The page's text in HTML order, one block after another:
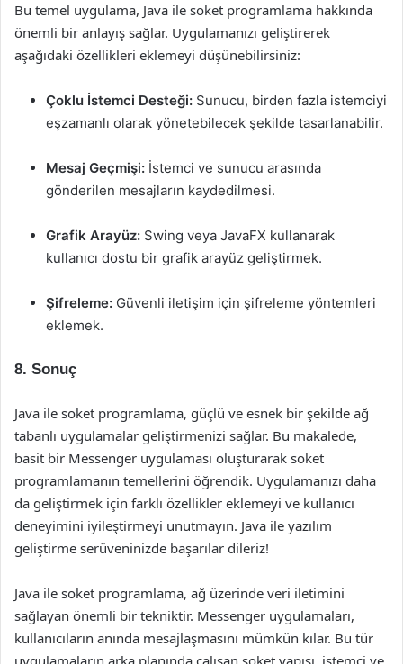
Bu temel uygulama, Java ile soket programlama hakkında
önemli bir anlayış sağlar. Uygulamanızı geliştirerek
aşağıdaki özellikleri eklemeyi düşünebilirsiniz:
Çoklu İstemci Desteği: Sunucu, birden fazla istemciyi
eşzamanlı olarak yönetebilecek şekilde tasarlanabilir.
Mesaj Geçmişi: İstemci ve sunucu arasında
gönderilen mesajların kaydedilmesi.
Grafik Arayüz: Swing veya JavaFX kullanarak
kullanıcı dostu bir grafik arayüz geliştirmek.
Şifreleme: Güvenli iletişim için şifreleme yöntemleri
eklemek.
8. Sonuç
Java ile soket programlama, güçlü ve esnek bir şekilde ağ
tabanlı uygulamalar geliştirmenizi sağlar. Bu makalede,
basit bir Messenger uygulaması oluşturarak soket
programlamanın temellerini öğrendik. Uygulamanızı daha
da geliştirmek için farklı özellikler eklemeyi ve kullanıcı
deneyimini iyileştirmeyi unutmayın. Java ile yazılım
geliştirme serüveninizde başarılar dileriz!
Java ile soket programlama, ağ üzerinde veri iletimini
sağlayan önemli bir tekniktir. Messenger uygulamaları,
kullanıcıların anında mesajlaşmasını mümkün kılar. Bu tür